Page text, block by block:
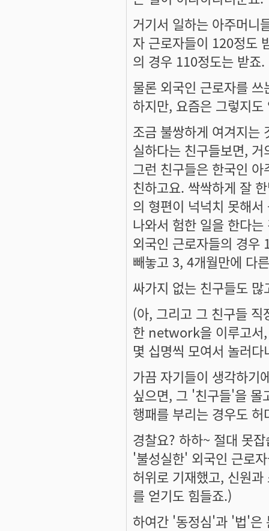
거기서 일하는 아주머니
자 근로자들이 120정도
의 경우 110정도는 받죠.
물론 외국인 근로자를
하지만, 요즘은 그렇지도
조금 불쌍하게 여겨지는
실하다는 친구들보면,
그런 친구들은 한국인
친하고요. 싹싹하게 잘
의 형편이 넉넉치 못해
나와서 험한 일을 한다
외국인 근로자들의 경우
빼놓고 3, 4개월만에 다
싸가지 없는 친구들도 많
(아, 그리고 그 친구들
한 network을 이루고서,
몇 십명씩 모여서 놀러
가끔 자기들이 생각하기
싶으면, 그 '친구들'을 몰
행패를 부리는 경우도 허
경찰요? 하하~ 절대 못
'불성실한' 외국인 근로
허위로 기재했고, 신원
를 얻기도 힘들죠.)
하여간 '동정심'과 '법'은